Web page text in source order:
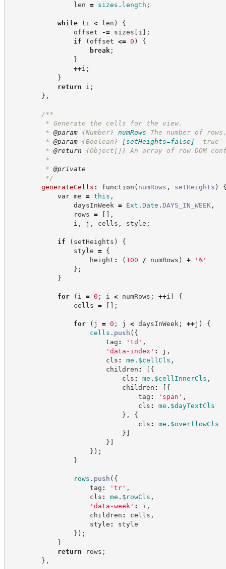
len = sizes . length ;
while ( i < len )
{
offset -= sizes [ i ] ;
if
( offset <= 0 )
{
break ;
}
++i ;
}
return i ;
} ,
/**
* Generate the cells for the view.
* @param {Number} numRows
The number of
* @param {Boolean} [setHeights=false]
`true`
* @return {Object[]}
An array of row DOM
*
* @private
*/
generateCells : function ( numRows , setHeights )
var me = this ,
daysInWeek = Ext .Date . DAYS_IN_WEEK ,
rows = [ ] ,
i , j , cells , style ;
if ( setHeights )
{
style = {
height : ( 100 / numRows ) + '% '
} ;
}
for ( i = 0 ; i < numRows ; ++i )
{
cells = [ ] ;
for ( j = 0 ; j < daysInWeek ; ++j )
{
cells . push ( {
tag : 'td ' ,
'data-index ' : j ,
cls : me . $cellCls ,
children : [ {
cls : me . $cellInnerCls ,
children : [ {
tag : ' span ' ,
cls : me . $dayTextCls
} ,
{
cls : me . $overflowCls
} ]
} ]
} ) ;
}
rows . push ( {
tag : 'tr ' ,
cls : me . $rowCls ,
'data-week ' : i ,
children : cells ,
style :
style
} ) ;
}
return rows ;
} ,